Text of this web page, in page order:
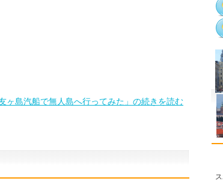
島汽船で無人島へ行ってみた」の続きを読む